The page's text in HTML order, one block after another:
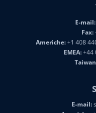
E-mail:
Fax:
Americhe:+1 408
EMEA:+44
E-mail: